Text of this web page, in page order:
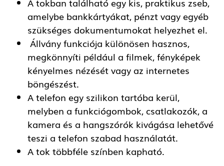
amelybe bankkártyákat, pénzt vagy egyéb
szükséges dokumentumokat helyezhet el.
Állvány funkciója különösen hasznos,
megkönnyíti például a filmek, fényképek
kényelmes nézését vagy az internetes
böngészést.
A telefon egy szilikon tartóba kerül,
melyben a funkciógombok, csatlakozók, a
kamera és a hangszórók kivágása lehetővé
teszi a telefon szabad használatát.
A tok többféle színben kapható.